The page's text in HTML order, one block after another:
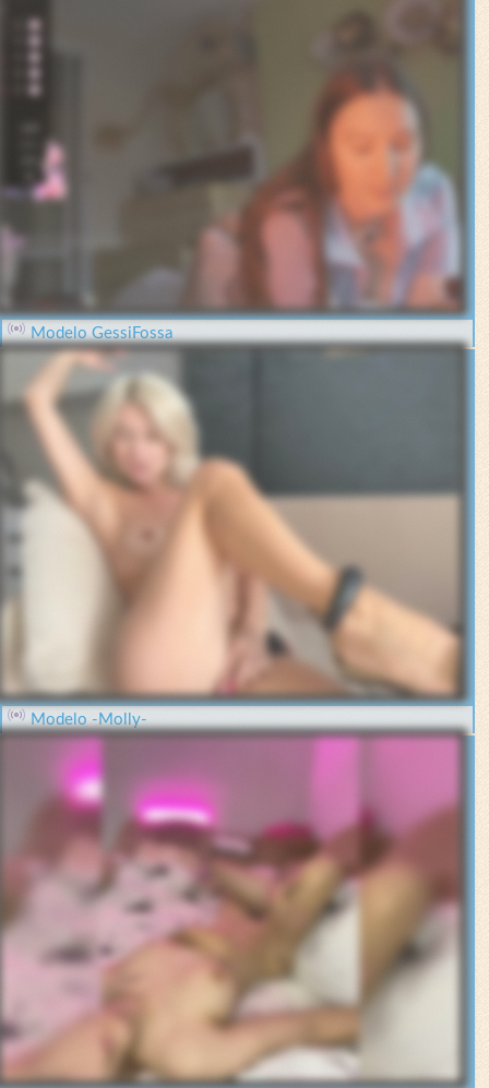
Modelo GessiFossa
Modelo -Molly-